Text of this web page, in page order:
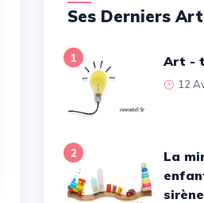
Ses Derniers
1 Art -
12
2
La minute du psy - Mon
sirène